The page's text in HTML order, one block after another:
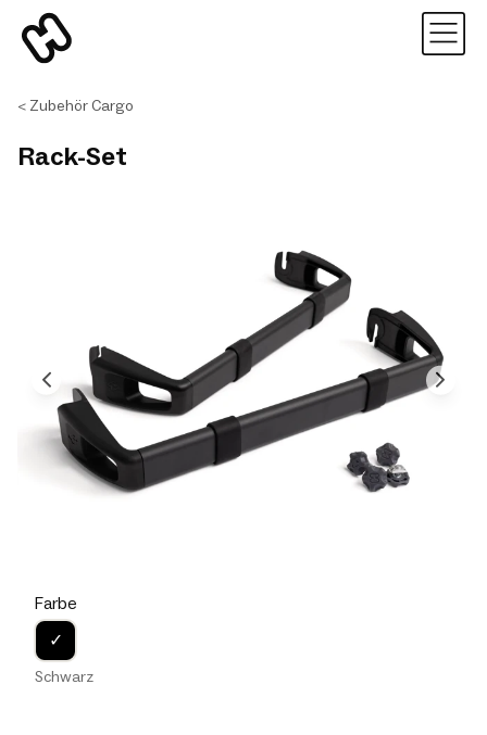
Zubehör Cargo
Rack-Set
Farbe
✓
Schwarz